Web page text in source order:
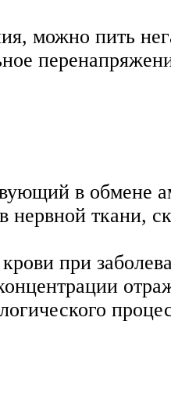
можно пить
в обмене
нервной ткани,
при